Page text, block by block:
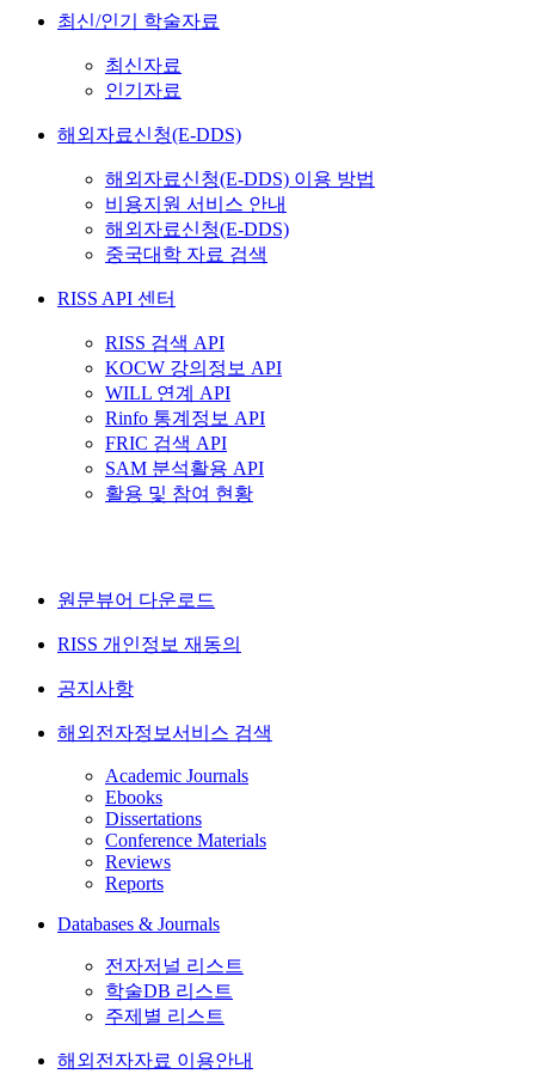
최신/인기 학술자료
최신자료
인기자료
해외자료신청(E-DDS)
해외자료신청(E-DDS) 이용 방법
비용지원 서비스 안내
해외자료신청(E-DDS)
중국대학 자료 검색
RISS API 센터
RISS 검색 API
KOCW 강의정보 API
WILL 연계 API
Rinfo 통계정보 API
FRIC 검색 API
SAM 분석활용 API
활용 및 참여 현황
원문뷰어 다운로드
RISS 개인정보 재동의
공지사항
해외전자정보서비스 검색
Academic Journals
Ebooks
Dissertations
Conference Materials
Reviews
Reports
Databases & Journals
전자저널 리스트
학술DB 리스트
주제별 리스트
해외전자자료 이용안내